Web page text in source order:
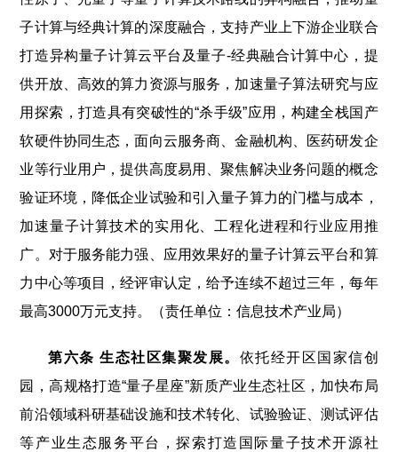
子计算与经典计算的深度融合，支持产业上下游企业联合
打造异构量子计算云平台及量子-经典融合计算中心，提
供开放、高效的算力资源与服务，加速量子算法研究与应
用探索，打造具有突破性的“杀手级”应用，构建全栈国产
软硬件协同生态，面向云服务商、金融机构、医药研发企
业等行业用户，提供高度易用、聚焦解决业务问题的概念
验证环境，降低企业试验和引入量子算力的门槛与成本，
加速量子计算技术的实用化、工程化进程和行业应用推
广。对于服务能力强、应用效果好的量子计算云平台和算
力中心等项目，经评审认定，给予连续不超过三年，每年
最高3000万元支持。（责任单位：信息技术产业局）
第六条 生态社区集聚发展。 依托经开区国家信创
园，高规格打造“量子星座”新质产业生态社区，加快布局
前沿领域科研基础设施和技术转化、试验验证、测试评估
等产业生态服务平台，探索打造国际量子技术开源社